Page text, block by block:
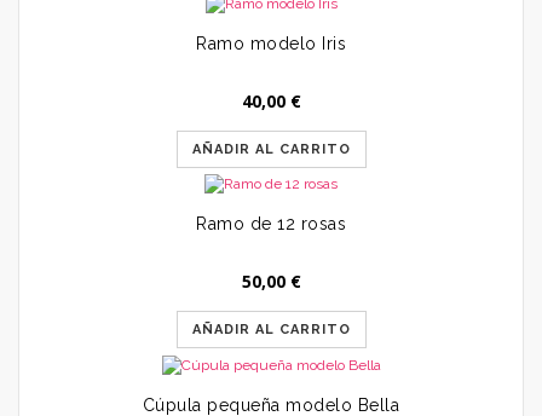
Ramo modelo Iris
40,00 €
AÑADIR AL CARRITO
Ramo de 12 rosas
50,00 €
AÑADIR AL CARRITO
Cúpula pequeña modelo Bella